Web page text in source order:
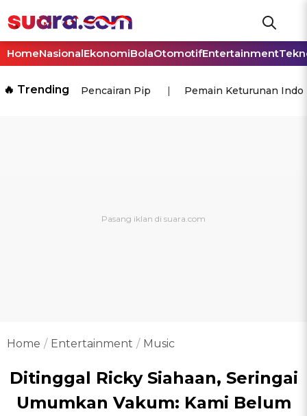
HomeNasionalEkonomiBolaOtomotifEntertainment
🔥 Trending Pencairan Pip Pemain Keturunan
Home Entertainment Music
Ditinggal Ricky Siahaan, Seringai
Umumkan Vakum: Kami Belum